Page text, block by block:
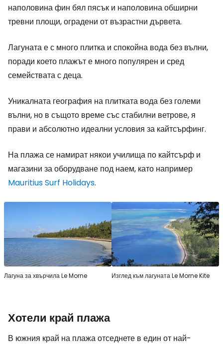
наполовина фин бял пясък и наполовина обширни
тревни площи, оградени от възрастни дървета.
Лагуната е с много плитка и спокойна вода без вълни,
поради което плажът е много популярен и сред
семействата с деца.
Уникалната география на плитката вода без големи
вълни, но в същото време със стабилни ветрове, я
прави и абсолютно идеални условия за кайтсърфинг.
На плажа се намират някои училища по кайтсърф и
магазини за оборудване под наем, като например
Mauritius Surf Holidays.
Лагуна за хвърчила Le Morne Изглед към лагуната Le Morne Kite
Хотели край плажа
В южния край на плажа отседнете в един от най-